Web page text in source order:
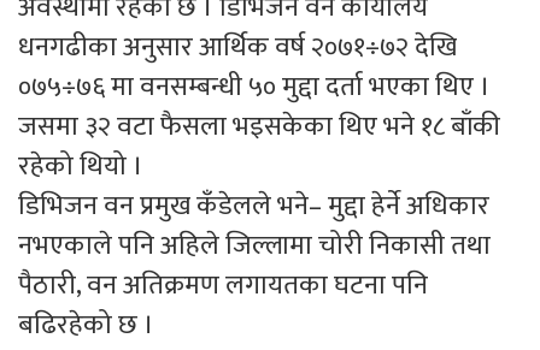
धनगढीका अनुसार आर्थिक वर्ष २०७१÷७२ देखि
०७५÷७६ मा वनसम्बन्धी ५० मुद्दा दर्ता भएका थिए ।
जसमा ३२ वटा फैसला भइसकेका थिए भने १८ बाँकी
रहेको थियो ।
डिभिजन वन प्रमुख कँडेलले भने– मुद्दा हेर्ने अधिकार
नभएकाले पनि अहिले जिल्लामा चोरी निकासी तथा
पैठारी, वन अतिक्रमण लगायतका घटना पनि
बढिरहेको छ ।